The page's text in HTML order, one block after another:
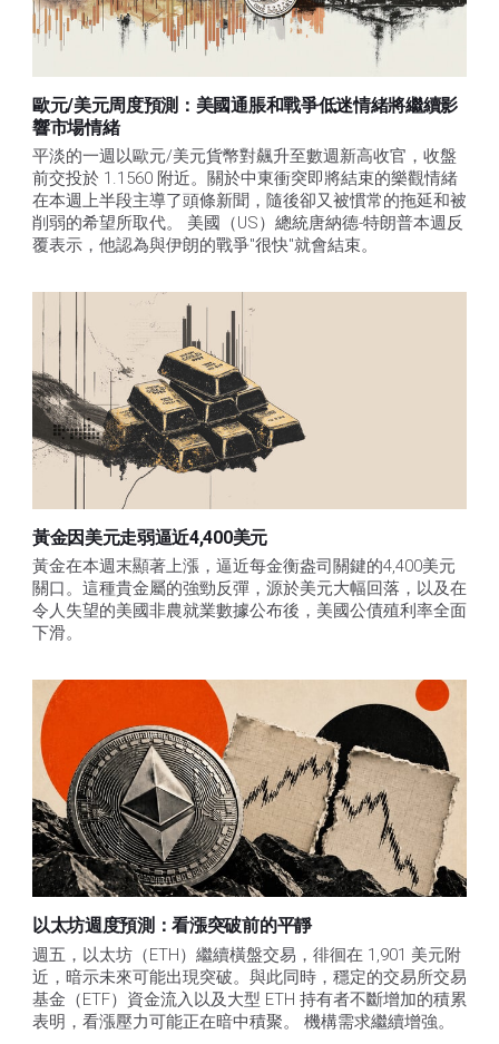
歐元/美元周度預測：美國通脹和戰爭低迷情緒將繼續影
響市場情緒
平淡的一週以歐元/美元貨幣對飆升至數週新高收官，收盤
前交投於 1.1560 附近。關於中東衝突即將結束的樂觀情緒
在本週上半段主導了頭條新聞，隨後卻又被慣常的拖延和被
削弱的希望所取代。 美國（US）總統唐納德-特朗普本週反
覆表示，他認為與伊朗的戰爭"很快"就會結束。
黃金因美元走弱逼近4,400美元
黃金在本週末顯著上漲，逼近每金衡盎司關鍵的4,400美元
關口。這種貴金屬的強勁反彈，源於美元大幅回落，以及在
令人失望的美國非農就業數據公布後，美國公債殖利率全面
下滑。
以太坊週度預測：看漲突破前的平靜
週五，以太坊（ETH）繼續橫盤交易，徘徊在 1,901 美元附
近，暗示未來可能出現突破。與此同時，穩定的交易所交易
基金（ETF）資金流入以及大型 ETH 持有者不斷增加的積累
表明，看漲壓力可能正在暗中積聚。 機構需求繼續增強。